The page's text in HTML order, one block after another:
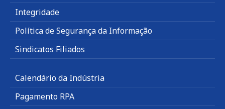
Integridade
Política de Segurança da Informação
Sindicatos Filiados
Calendário da Indústria
Pagamento RPA